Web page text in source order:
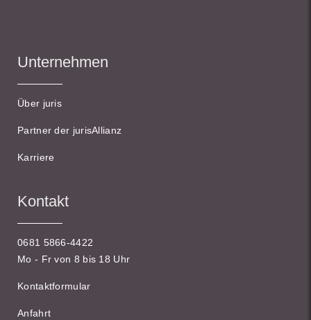
Unternehmen
Über juris
Partner der jurisAllianz
Karriere
Kontakt
0681 5866-4422
Mo - Fr von 8 bis 18 Uhr
Kontaktformular
Anfahrt